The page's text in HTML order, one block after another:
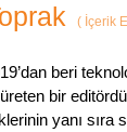
(İçerik
beri
bir
yanı sıra